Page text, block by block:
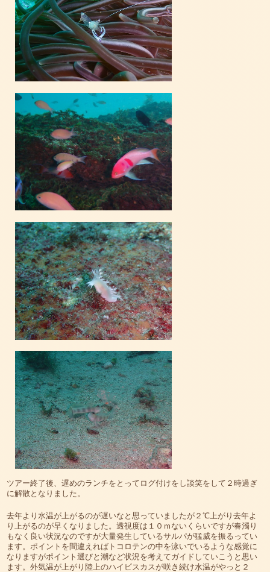
ツアー終了後、遅めのランチをとってログ付けをし談笑をして２時過ぎ
に解散となりました。
去年より水温が上がるのが遅いなと思っていましたが２℃上がり去年よ
り上がるのが早くなりました。透視度は１０ｍないくらいですが春濁り
もなく良い状況なのですが大量発生しているサルパが猛威を振るってい
ます。ポイントを間違えればトコロテンの中を泳いでいるような感覚に
なりますがポイント選びと潮など状況を考えてガイドしていこうと思い
ます。外気温が上がり陸上のハイビスカスが咲き続け水温がやっと２